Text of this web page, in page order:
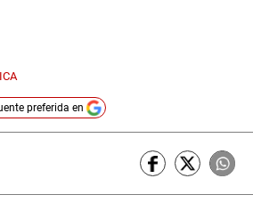
ICA
preferida en